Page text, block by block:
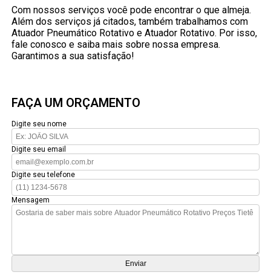
Com nossos serviços você pode encontrar o que almeja.
Além dos serviços já citados, também trabalhamos com
Atuador Pneumático Rotativo e Atuador Rotativo. Por isso,
fale conosco e saiba mais sobre nossa empresa.
Garantimos a sua satisfação!
FAÇA UM ORÇAMENTO
Digite seu nome
Digite seu email
Digite seu telefone
Mensagem